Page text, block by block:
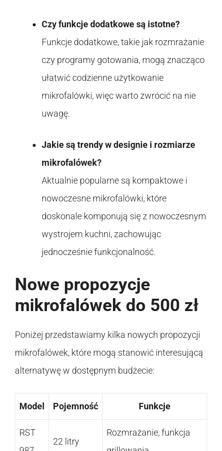
Czy funkcje dodatkowe są istotne?
Funkcje dodatkowe, takie jak rozmrażanie
czy programy gotowania, mogą znacząco
ułatwić codzienne użytkowanie
mikrofalówki, więc warto zwrócić na nie
uwagę.
Jakie są trendy w designie i rozmiarze
mikrofalówek?
Aktualnie popularne są kompaktowe i
nowoczesne mikrofalówki, które
doskonale komponują się z nowoczesnym
wystrojem kuchni, zachowując
jednocześnie funkcjonalność.
Nowe propozycje
mikrofalówek do 500 zł
Poniżej przedstawiamy kilka nowych propozycji
mikrofalówek, które mogą stanowić interesującą
alternatywę w dostępnym budżecie:
Model Pojemność Funkcje
RST
22 litry
Rozmrażanie, funkcja